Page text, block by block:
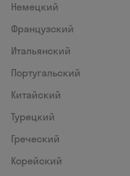
Немецкий
Французский
Итальянский
Португальский
Китайский
Турецкий
Греческий
Корейский